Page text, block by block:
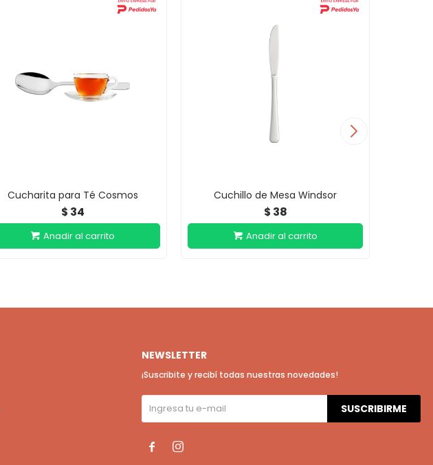
Cucharita para Té Cosmos
$ 34
Cuchillo de Mesa Windsor
$ 38
NEWSLETTER
¡Suscribite y recibí todas nuestras novedades!
SUSCRIBIRME
 